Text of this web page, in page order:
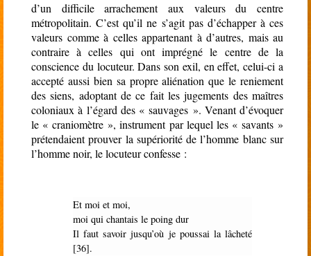
d’un difficile arrachement aux valeurs du centre
métropolitain. C’est qu’il ne s’agit pas d’échapper à ces
valeurs comme à celles appartenant à d’autres, mais au
contraire à celles qui ont imprégné le centre de la
conscience du locuteur. Dans son exil, en effet, celui-ci a
accepté aussi bien sa propre aliénation que le reniement
des siens, adoptant de ce fait les jugements des maîtres
coloniaux à l’égard des « sauvages ». Venant d’évoquer
le « craniomètre », instrument par lequel les « savants »
prétendaient prouver la supériorité de l’homme blanc sur
l’homme noir, le locuteur confesse :
Et moi et moi,
moi qui chantais le poing dur
Il faut savoir jusqu’où je poussai la lâcheté
[36].